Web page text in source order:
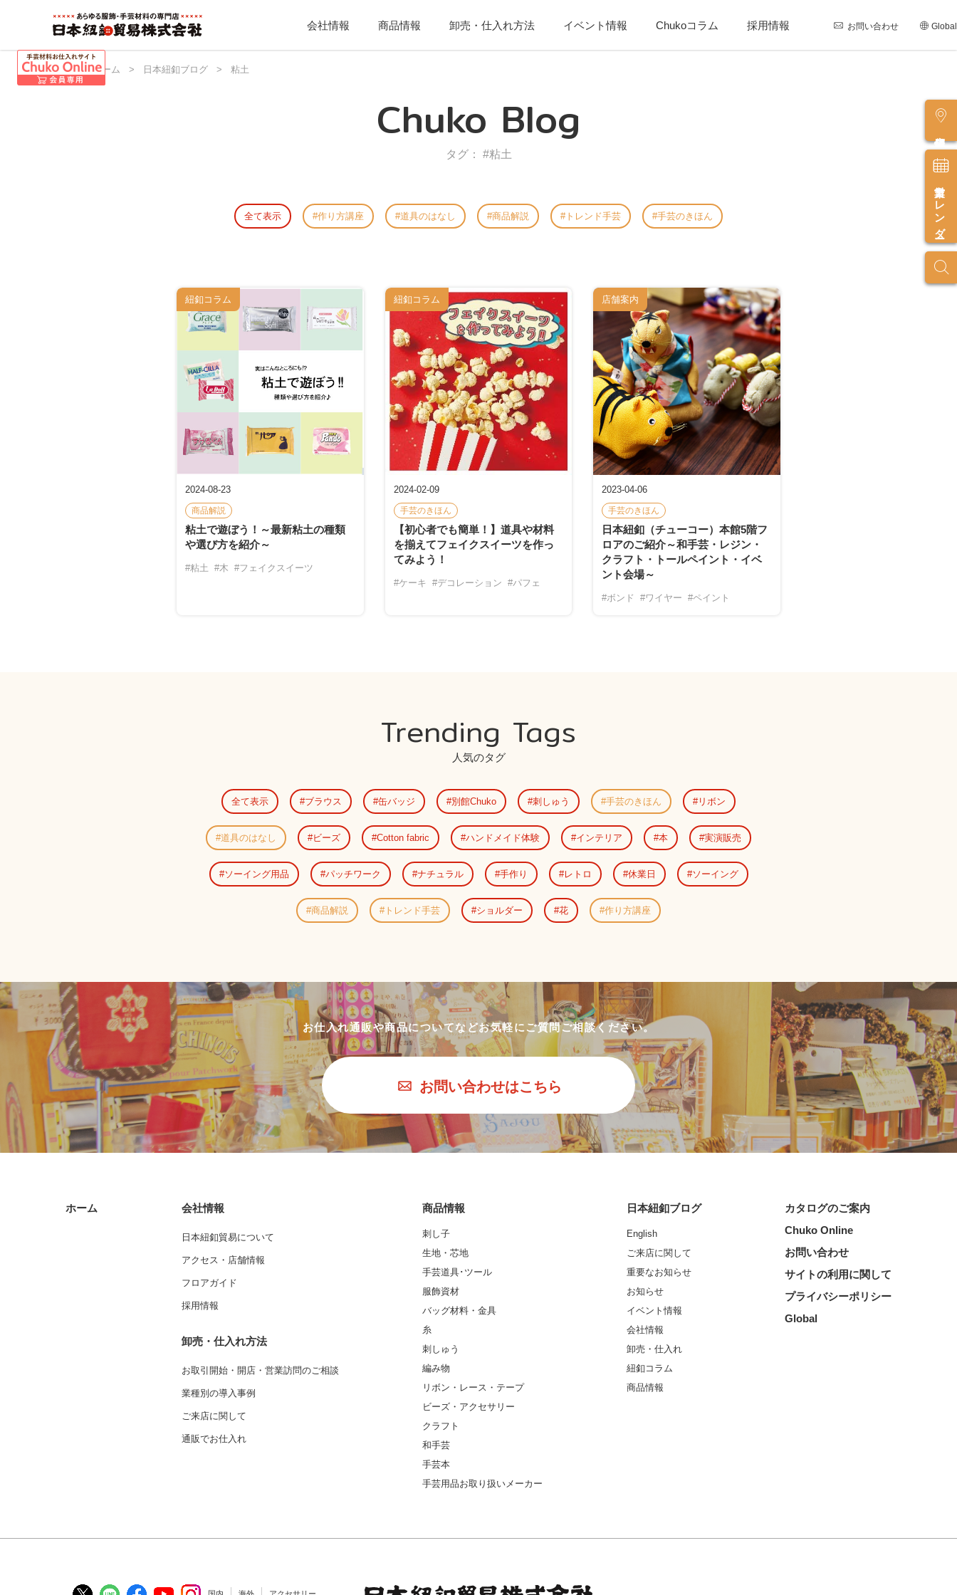
会社情報 商品情報 卸売・仕入れ方法 イベント情報 Chukoコラム 採用情報 お問い合わせ Global
営業カレンダー
日本紐釦 ホーム > 日本紐釦ブログ > 粘土
Chuko Blog
タグ： #粘土
全て表示 作り方講座 道具のはなし 商品解説 トレンド手芸 手芸のきほん
2024-08-23
商品解説
粘土で遊ぼう！～最新粘土の種類
や選び方を紹介～
#粘土 #木 #フェイクスイーツ
紐釦コラム
2024-02-09
手芸のきほん
【初心者でも簡単！】道具や材料
を揃えてフェイクスイーツを作っ
てみよう！
#ケーキ #デコレーション #パフェ
紐釦コラム
2023-04-06
手芸のきほん
日本紐釦（チューコー）本館5階フ
ロアのご紹介～和手芸・レジン・
クラフト・トールペイント・イベ
ント会場～
#ボンド #ワイヤー #ペイント
店舗案内
Trending Tags
人気のタグ
全て表示 ブラウス 缶バッジ 別館Chuko 刺しゅう 手芸のきほん リボン
道具のはなし ビーズ Cotton fabric ハンドメイド体験 インテリア 本 実演販売
ソーイング用品 パッチワーク ナチュラル 手作り レトロ 休業日 ソーイング
商品解説 トレンド手芸 ショルダー 花 作り方講座
お仕入れ通販や商品についてなどお気軽にご質問ご相談ください。
お問い合わせはこちら
ホーム 会社情報
日本紐釦貿易について
アクセス・店舗情報
フロアガイド
採用情報
卸売・仕入れ方法
お取引開始・開店・営業訪問のご相談
業種別の導入事例
ご来店に関して
通販でお仕入れ
商品情報
刺し子
生地・芯地
手芸道具･ツール
服飾資材
バッグ材料・金具
糸
刺しゅう
編み物
リボン・レース・テープ
ビーズ・アクセサリー
クラフト
和手芸
手芸本
手芸用品お取り扱いメーカー
日本紐釦ブログ
English
ご来店に関して
重要なお知らせ
お知らせ
イベント情報
会社情報
卸売・仕入れ
紐釦コラム
商品情報
カタログのご案内
Chuko Online
お問い合わせ
サイトの利用に関して
プライバシーポリシー
Global